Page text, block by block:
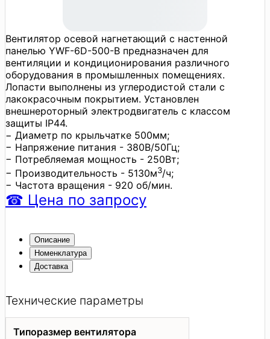
Вентилятор осевой нагнетающий с настенной
панелью YWF-6D-500-B предназначен для
вентиляции и кондиционирования различного
оборудования в промышленных помещениях.
Лопасти выполнены из углеродистой стали с
лакокрасочным покрытием. Установлен
внешнероторный электродвигатель с классом
защиты IP44.
− Диаметр по крыльчатке 500мм;
− Напряжение питания - 380В/50Гц;
− Потребляемая мощность - 250Вт;
− Производительность - 5130м3/ч;
− Частота вращения - 920 об/мин.
☎ Цена по запросу
Описание
Номенклатура
Доставка
Технические параметры
Типоразмер вентилятора